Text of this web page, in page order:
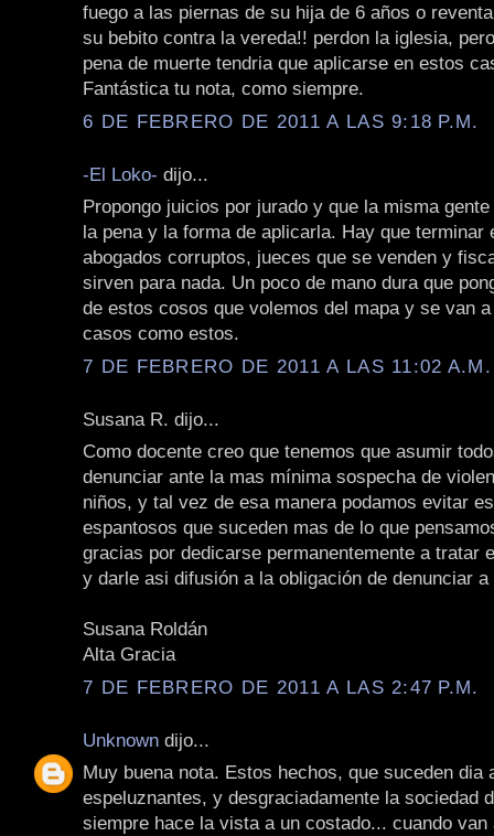
fuego a las piernas de su hija de 6 años o
su bebito contra la vereda!! perdon la iglesia,
pena de muerte tendria que aplicarse en estos
Fantástica tu nota, como siempre.
6 DE FEBRERO DE 2011 A LAS 9:18 P.M.
-El Loko- dijo...
Propongo juicios por jurado y que la misma
la pena y la forma de aplicarla. Hay que terminar
abogados corruptos, jueces que se venden y
sirven para nada. Un poco de mano dura que
de estos cosos que volemos del mapa y se van
casos como estos.
7 DE FEBRERO DE 2011 A LAS 11:02 A.M.
Susana R. dijo...
Como docente creo que tenemos que asumir
denunciar ante la mas mínima sospecha de
niños, y tal vez de esa manera podamos evitar
espantosos que suceden mas de lo que
gracias por dedicarse permanentemente a tratar
y darle asi difusión a la obligación de denunciar a
Susana Roldán
Alta Gracia
7 DE FEBRERO DE 2011 A LAS 2:47 P.M.
Unknown dijo...
Muy buena nota. Estos hechos, que suceden dia
espeluznantes, y desgraciadamente la sociedad
siempre hace la vista a un costado... cuando